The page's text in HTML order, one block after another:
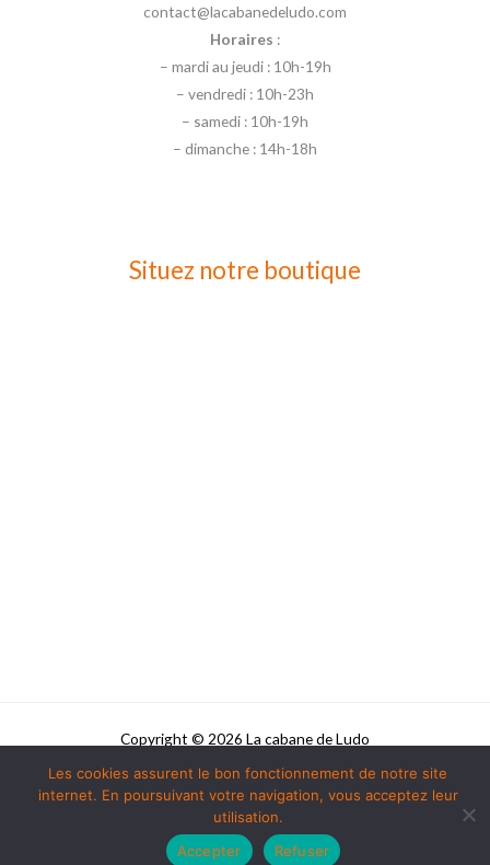
contact@lacabanedeludo.com
Horaires :
– mardi au jeudi : 10h-19h
– vendredi : 10h-23h
– samedi : 10h-19h
– dimanche : 14h-18h
Situez notre boutique
Copyright © 2026 La cabane de Ludo
Powered by La cabane de Ludo
Les cookies assurent le bon fonctionnement de notre site
internet. En poursuivant votre navigation, vous acceptez leur
utilisation.
Accepter
Refuser